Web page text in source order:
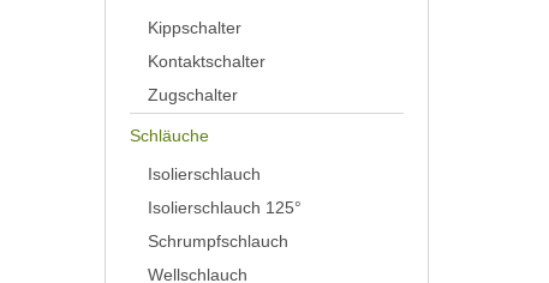
Kippschalter
Kontaktschalter
Zugschalter
Schläuche
Isolierschlauch
Isolierschlauch 125°
Schrumpfschlauch
Wellschlauch